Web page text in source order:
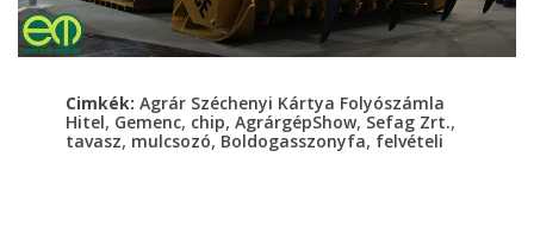
Cimkék: Agrár Széchenyi Kártya Folyószámla
Hitel, Gemenc, chip, AgrárgépShow,Sefag Zrt.,
tavasz, mulcsozó,Boldogasszonyfa, felvételi